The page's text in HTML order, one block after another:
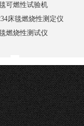
可燃性试验机
床毯燃烧性测定仪
燃烧性测试仪